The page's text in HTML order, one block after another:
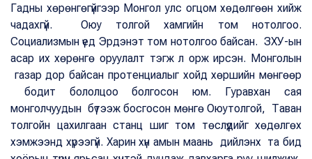
Гадны хөрөнгөгүйгээр Монгол улс огцом хөдөлгөөн хийж
чадахгүй. Оюу толгой хамгийн том нотолгоо.
Социализмын үед Эрдэнэт том нотолгоо байсан. ЗХУ-ын
асар их хөрөнгө оруулалт тэгж л орж ирсэн. Монголын
газар дор байсан протенциалыг хойд хөршийн мөнгөөр
бодит бололцоо болгосон юм. Гуравхан сая
монголчуудын бүтээж босгосон мөнгө Оюутолгой, Таван
толгойн цахилгаан станц шиг том төслүүдийг хөдөлгөх
хэмжээнд хүрээгүй. Харин хүн амын маань дийлэнх та бид